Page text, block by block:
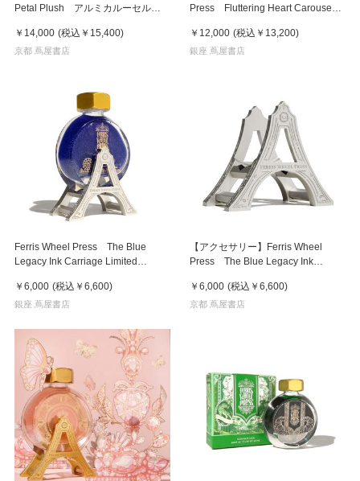
Petal Plush アルミカルーセル F
￥14,000 (税込 ￥15,400)
京都 蔦屋書店
Press Fluttering Heart Carouse
￥12,000 (税込 ￥13,200)
銀座 蔦屋書店
Ferris Wheel Press The Blue
Legacy Ink Carriage Limited
レス インク・キャリッジ
￥6,000 (税込 ￥6,600)
銀座 蔦屋書店
【アクセサリー】Ferris Wheel
Press The Blue Legacy Ink
￥6,000 (税込 ￥6,600)
京都 蔦屋書店